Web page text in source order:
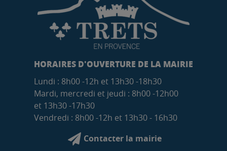
HORAIRES D'OUVERTURE DE LA MAIRIE
Lundi : 8h00 -12h et 13h30 -18h30
Mardi, mercredi et jeudi : 8h00 -12h00
et 13h30 -17h30
Vendredi : 8h00 -12h et 13h30 - 16h30
Contacter la mairie